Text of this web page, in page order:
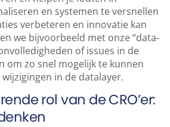
en systemen te versnellen
verbeteren en innovatie kan
we bijvoorbeeld met onze “data-
of issues in de
om zo snel mogelijk te kunnen
in de datalayer.
rol van de CRO’er: